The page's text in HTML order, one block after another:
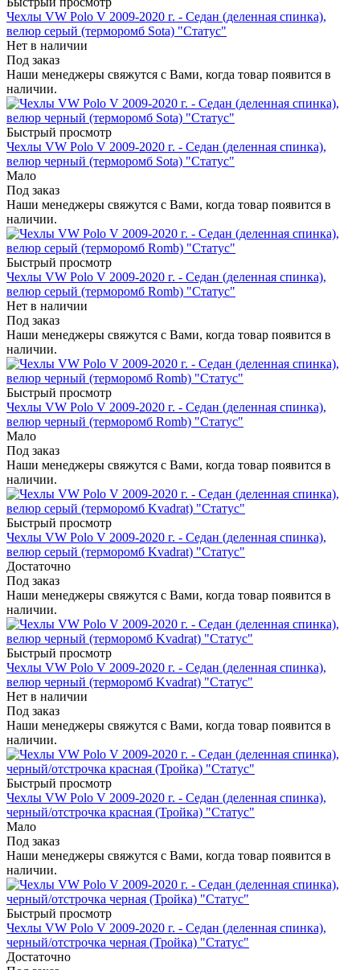
Чехлы VW Polo V 2009-2020 г. - Седан (деленная спинка),
велюр серый (терморомб Sota) "Статус"
Нет в наличии
Под заказ
Наши менеджеры свяжутся с Вами, когда товар появится в
наличии.
Быстрый просмотр
Чехлы VW Polo V 2009-2020 г. - Седан (деленная спинка),
велюр черный (терморомб Sota) "Статус"
Мало
Под заказ
Наши менеджеры свяжутся с Вами, когда товар появится в
наличии.
Быстрый просмотр
Чехлы VW Polo V 2009-2020 г. - Седан (деленная спинка),
велюр серый (терморомб Romb) "Статус"
Нет в наличии
Под заказ
Наши менеджеры свяжутся с Вами, когда товар появится в
наличии.
Быстрый просмотр
Чехлы VW Polo V 2009-2020 г. - Седан (деленная спинка),
велюр черный (терморомб Romb) "Статус"
Мало
Под заказ
Наши менеджеры свяжутся с Вами, когда товар появится в
наличии.
Быстрый просмотр
Чехлы VW Polo V 2009-2020 г. - Седан (деленная спинка),
велюр серый (терморомб Kvadrat) "Статус"
Достаточно
Под заказ
Наши менеджеры свяжутся с Вами, когда товар появится в
наличии.
Быстрый просмотр
Чехлы VW Polo V 2009-2020 г. - Седан (деленная спинка),
велюр черный (терморомб Kvadrat) "Статус"
Нет в наличии
Под заказ
Наши менеджеры свяжутся с Вами, когда товар появится в
наличии.
Быстрый просмотр
Чехлы VW Polo V 2009-2020 г. - Седан (деленная спинка),
черный/отстрочка красная (Тройка) "Статус"
Мало
Под заказ
Наши менеджеры свяжутся с Вами, когда товар появится в
наличии.
Быстрый просмотр
Чехлы VW Polo V 2009-2020 г. - Седан (деленная спинка),
черный/отстрочка черная (Тройка) "Статус"
Достаточно